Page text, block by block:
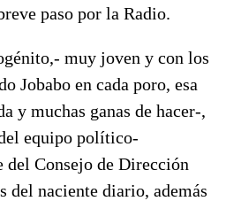
paso por la Radio.
muy joven y con los
Jobabo en cada poro, esa
y muchas ganas de hacer-,
equipo político-
Consejo de Dirección
del naciente diario, además